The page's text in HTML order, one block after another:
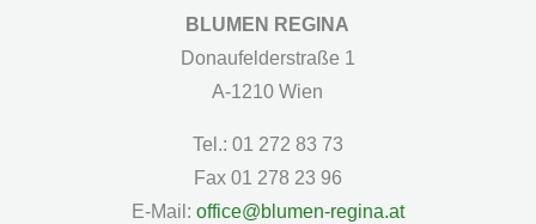
BLUMEN REGINA
Donaufelderstraße 1
A-1210 Wien
Tel.: 01 272 83 73
Fax 01 278 23 96
E-Mail: office@blumen-regina.at